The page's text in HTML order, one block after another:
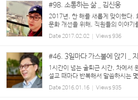
#98. 소통하는 삶 _ 김신웅
2017년, 한 해를 새롭게 맞이했다.
문화 개선을 위해, 직원들의 이야기
한두 사람 용기 내서 말을 꺼내 놓더
이 없다. 내용을 읽어보니, 올해는...
Date2017.02.02 Views936
#46. 3일마다 가스불에 앉기 _
1시간이 넘는 출퇴근 시간, 차에서
설교 때마다 반복해서 말씀하시는
저 말씀하시는구나...' 하며 귓등으
생각하게 한다. 아래 말씀은 그중 하
Date2016.01.16 Views935